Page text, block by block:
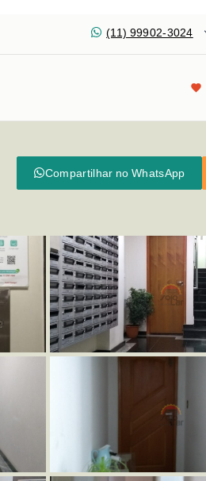
(11) 99902-3024
Compartilhar no WhatsApp